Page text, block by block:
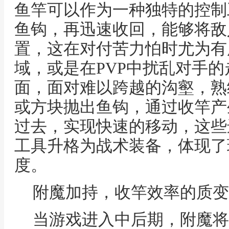
鱼竿可以作为一种独特的控
鱼钩，再迅速收回，能够将
置，这在对付苦力怕时尤为
域，或是在PVP中扰乱对手
面，面对难以跨越的沟壑，
或方块抛出鱼钩，通过收竿
过去，实现快速的移动，这
工具升格为战术装备，体现
度。
附魔加持，收竿效率的质
当游戏进入中后期，附魔